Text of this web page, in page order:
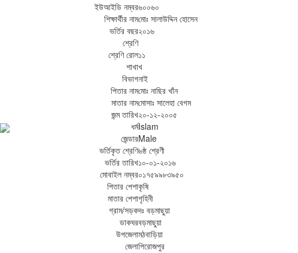
ইউআইডি নম্বর৬০০৬০
শিক্ষার্থীর নামমোঃ সালাউদ্দিন হোসেন
ভর্তির বছর২০১৬
শ্রেণি
শ্রেণি রোল১১
শাখাখ
বিভাগনাই
পিতার নামমোঃ নাছির খাঁন
মাতার নামমোসাঃ সালেহা বেগম
জন্ম তারিখ২০-১২-২০০৫
ধর্মIslam
জেন্ডারMale
ভর্তিকৃত শ্রেণি৬ষ্ঠ শ্রেণী
ভর্তির তারিখ১০-০১-২০১৬
মোবাইল নম্বর০১৭৫৯৯৮৩৯৫০
পিতার পেশাকৃষি
মাতার পেশাগৃহিনী
গ্রাম/সড়কদঃ বড়মাছুয়া
ডাকঘরবড়মাছুয়া
উপজেলামঠবাড়িয়া
জেলাপিরোজপুর